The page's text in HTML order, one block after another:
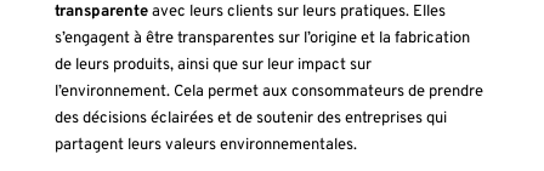
transparenteavec leurs clients sur leurs pratiques. Elles
s’engagent à être transparentes sur l’origine et la fabrication
de leurs produits, ainsi que sur leur impact sur
l’environnement. Cela permet aux consommateurs de prendre
des décisions éclairées et de soutenir des entreprises qui
partagent leurs valeurs environnementales.